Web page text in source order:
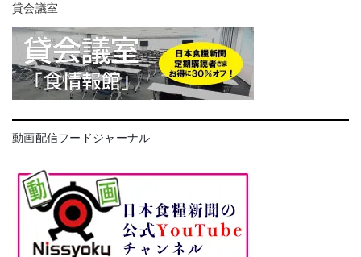
貸会議室
動画配信フードジャーナル